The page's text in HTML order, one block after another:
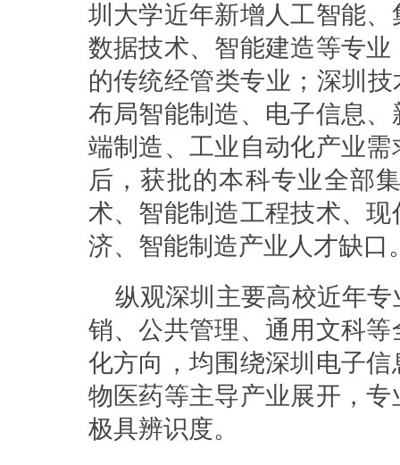
圳大学近年新增人工智能
数据技术、智能建造等专
的传统经管类专业；深圳
布局智能制造、电子信息
端制造、工业自动化产业
后，获批的本科专业全部
术、智能制造工程技术、
济、智能制造产业人才缺口
纵观深圳主要高校近年
销、公共管理、通用文科
化方向，均围绕深圳电子
物医药等主导产业展开，
极具辨识度。